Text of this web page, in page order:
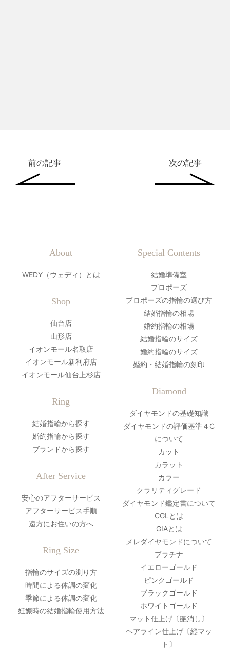
前の記事 次の記事
About
WEDY（ウェディ）とは
Shop
仙台店
山形店
イオンモール名取店
イオンモール新利府店
イオンモール仙台上杉店
Ring
結婚指輪から探す
婚約指輪から探す
ブランドから探す
After Service
安心のアフターサービス
アフターサービス手順
遠方にお住いの方へ
Ring Size
指輪のサイズの測り方
時間による体調の変化
季節による体調の変化
妊娠時の結婚指輪使用方法
Special Contents
結婚準備室
プロポーズ
プロポーズの指輪の選び方
結婚指輪の相場
婚約指輪の相場
結婚指輪のサイズ
婚約指輪のサイズ
婚約・結婚指輪の刻印
Diamond
ダイヤモンドの基礎知識
ダイヤモンドの評価基準４C
について
カット
カラット
カラー
クラリティグレード
ダイヤモンド鑑定書について
CGLとは
GIAとは
メレダイヤモンドについて
プラチナ
イエローゴールド
ピンクゴールド
ブラックゴールド
ホワイトゴールド
マット仕上げ〔艶消し〕
ヘアライン仕上げ〔縦マッ
ト〕